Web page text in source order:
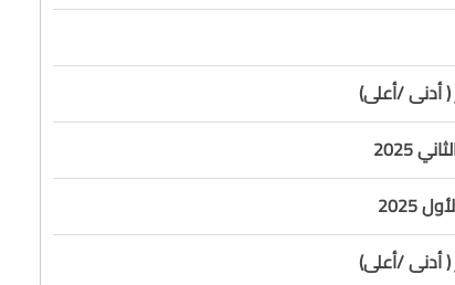
أدنى /أعلى)
أدنى /أعلى)